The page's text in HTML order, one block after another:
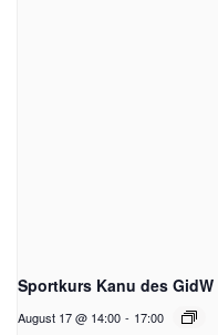
Sportkurs Kanu des GidW
August 17 @ 14:00 - 17:00